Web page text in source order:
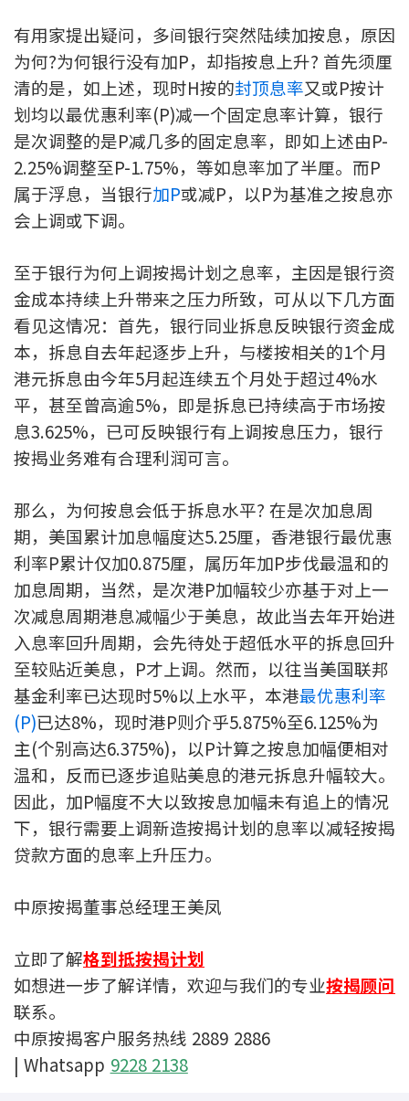
按揭全面睇
新闻/研究
公司动态
按市新闻
统计数据库
按揭智库
楼按专栏
按揭百科
实时银行资讯
免费装修转介服务
装修设计专栏
火险、家居、宠物保险
保险资讯专栏
联络我们
联络方式
网上申请按揭转介
条款及细则
本网页所提供资料仅作参考用途。
本网站采用无障碍网页设计，如有任何问题，可查询：
2889 2886 / cmb@mail.centanet.com
中原地产 | 网上搵楼 |
中原工商铺
有用家提出疑问，多间银行突然陆续加按息，原因
为何?为何银行没有加P，却指按息上升? 首先须厘
清的是，如上述，现时H按的封顶息率又或P按计
划均以最优惠利率(P)减一个固定息率计算，银行
是次调整的是P减几多的固定息率，即如上述由P-
2.25%调整至P-1.75%，等如息率加了半厘。而P
属于浮息，当银行加P或减P，以P为基准之按息亦
会上调或下调。
至于银行为何上调按揭计划之息率，主因是银行资
金成本持续上升带来之压力所致，可从以下几方面
看见这情况：首先，银行同业拆息反映银行资金成
本，拆息自去年起逐步上升，与楼按相关的1个月
港元拆息由今年5月起连续五个月处于超过4%水
平，甚至曾高逾5%，即是拆息已持续高于市场按
息3.625%，已可反映银行有上调按息压力，银行
按揭业务难有合理利润可言。
那么，为何按息会低于拆息水平? 在是次加息周
期，美国累计加息幅度达5.25厘，香港银行最优惠
利率P累计仅加0.875厘，属历年加P步伐最温和的
加息周期，当然，是次港P加幅较少亦基于对上一
次减息周期港息减幅少于美息，故此当去年开始进
入息率回升周期，会先待处于超低水平的拆息回升
至较贴近美息，P才上调。然而，以往当美国联邦
基金利率已达现时5%以上水平，本港最优惠利率
(P)已达8%，现时港P则介乎5.875%至6.125%为
主(个别高达6.375%)，以P计算之按息加幅便相对
温和，反而已逐步追贴美息的港元拆息升幅较大。
因此，加P幅度不大以致按息加幅未有追上的情况
下，银行需要上调新造按揭计划的息率以减轻按揭
贷款方面的息率上升压力。
中原按揭董事总经理王美凤
立即了解格到抵按揭计划
如想进一步了解详情，欢迎与我们的专业按揭顾问
联系。
中原按揭客户服务热线 2889 2886
| Whatsapp 9228 2138